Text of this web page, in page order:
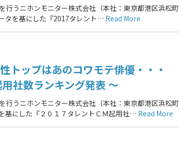
行うニホンモニター株式会社（本社：東京都港区浜松
タを基にした『2017タレント… Read More
トップはあのコワモテ俳優・・・
社数ランキング発表 ～
行うニホンモニター株式会社（本社：東京都港区浜松
基にした『２０１７タレントＣＭ起用社… Read More